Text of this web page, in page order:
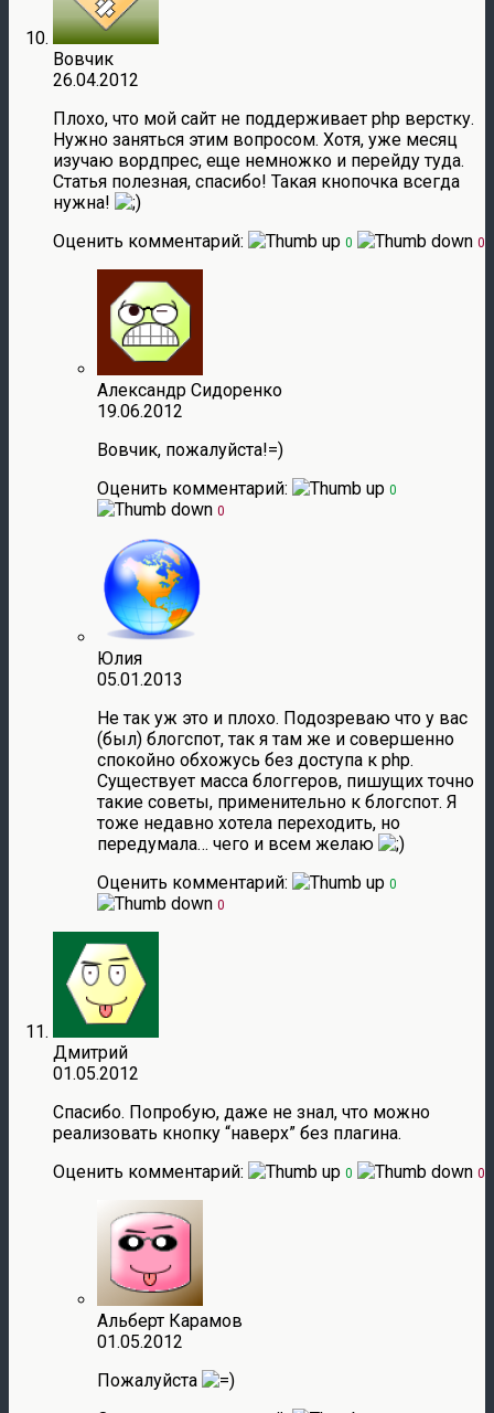
Вовчик
26.04.2012
Плохо, что мой сайт не поддерживает php верстку.
Нужно заняться этим вопросом. Хотя, уже месяц
изучаю вордпрес, еще немножко и перейду туда.
Статья полезная, спасибо! Такая кнопочка всегда
нужна!
Оценить комментарий:
0 0
Александр Сидоренко
19.06.2012
Вовчик, пожалуйста!=)
Оценить комментарий:
0
0
Юлия
05.01.2013
Не так уж это и плохо. Подозреваю что у вас
(был) блогспот, так я там же и совершенно
спокойно обхожусь без доступа к php.
Существует масса блоггеров, пишущих точно
такие советы, применительно к блогспот. Я
тоже недавно хотела переходить, но
передумала… чего и всем желаю
Оценить комментарий:
0
0
Дмитрий
01.05.2012
Спасибо. Попробую, даже не знал, что можно
реализовать кнопку “наверх” без плагина.
Оценить комментарий:
0 0
Альберт Карамов
01.05.2012
Пожалуйста